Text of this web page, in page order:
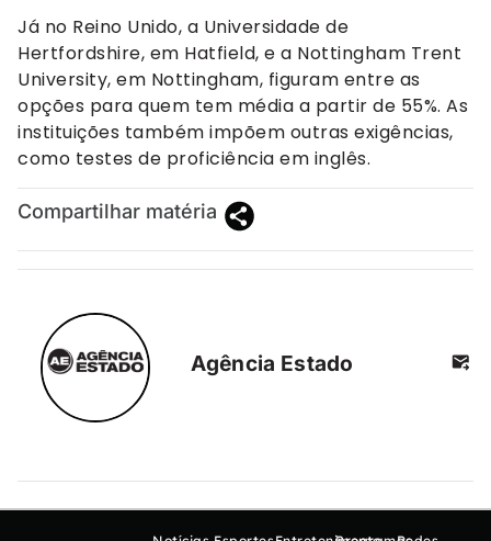
Já no Reino Unido, a Universidade de
Hertfordshire, em Hatfield, e a Nottingham Trent
University, em Nottingham, figuram entre as
opções para quem tem média a partir de 55%. As
instituições também impõem outras exigências,
como testes de proficiência em inglês.
Compartilhar matéria
Agência Estado